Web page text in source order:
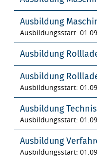
Ausbildung
Ausbildungsstart:
Ausbildung
Ausbildung
Ausbildungsstart:
Ausbildung
Ausbildungsstart:
Ausbildung
Ausbildungsstart: